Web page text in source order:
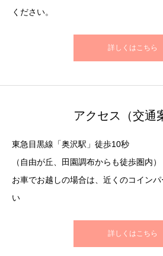
ください。
詳しくはこちら
アクセス（交通
東急目黒線「奥沢駅」徒歩10秒
（自由が丘、田園調布からも徒歩圏内）
お車でお越しの場合は、近くのコイン
い
詳しくはこちら